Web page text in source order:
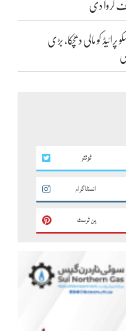
کروا دی
کو مالی دھچکا، بڑی
ٹوئٹر
انسٹاگرام
پن ٹرسٹ